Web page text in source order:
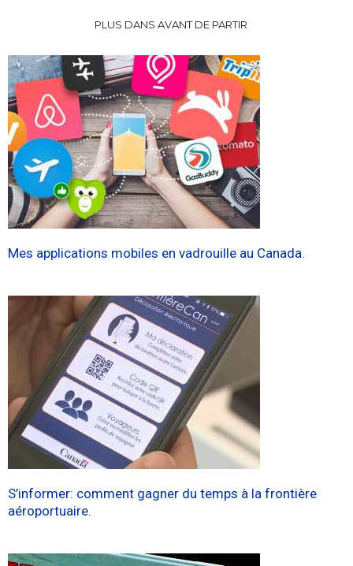
PLUS DANS AVANT DE PARTIR
Mes applications mobiles en vadrouille au Canada.
S’informer: comment gagner du temps à la frontière
aéroportuaire.